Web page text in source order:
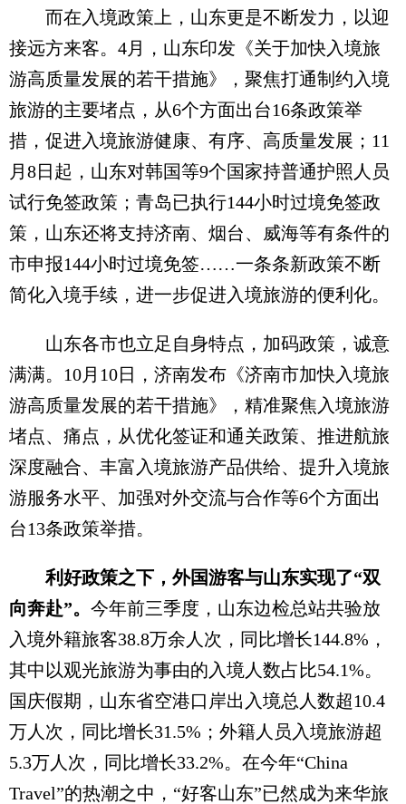
而在入境政策上，山东更是不断发力，以迎
接远方来客。4月，山东印发《关于加快入境旅
游高质量发展的若干措施》，聚焦打通制约入境
旅游的主要堵点，从6个方面出台16条政策举
措，促进入境旅游健康、有序、高质量发展；11
月8日起，山东对韩国等9个国家持普通护照人员
试行免签政策；青岛已执行144小时过境免签政
策，山东还将支持济南、烟台、威海等有条件的
市申报144小时过境免签……一条条新政策不断
简化入境手续，进一步促进入境旅游的便利化。
山东各市也立足自身特点，加码政策，诚意
满满。10月10日，济南发布《济南市加快入境旅
游高质量发展的若干措施》，精准聚焦入境旅游
堵点、痛点，从优化签证和通关政策、推进航旅
深度融合、丰富入境旅游产品供给、提升入境旅
游服务水平、加强对外交流与合作等6个方面出
台13条政策举措。
利好政策之下，外国游客与山东实现了“双
向奔赴”。 今年前三季度，山东边检总站共验放
入境外籍旅客38.8万余人次，同比增长144.8%，
其中以观光旅游为事由的入境人数占比54.1%。
国庆假期，山东省空港口岸出入境总人数超10.4
万人次，同比增长31.5%；外籍人员入境旅游超
5.3万人次，同比增长33.2%。在今年“China
Travel”的热潮之中，“好客山东”已然成为来华旅